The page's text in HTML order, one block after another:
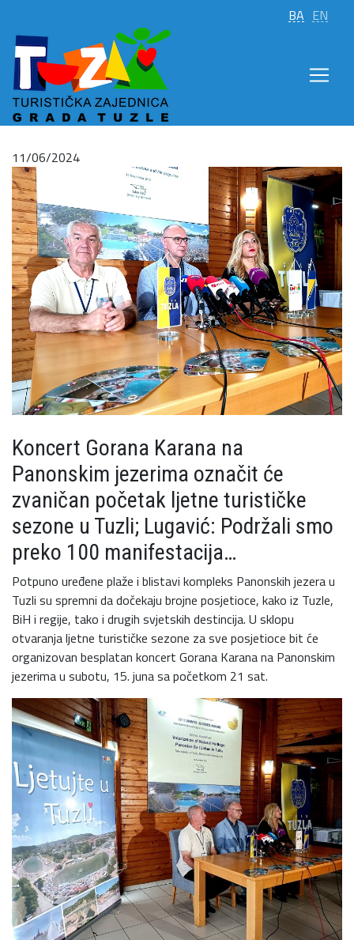
BA EN
11/06/2024
Koncert Gorana Karana na
Panonskim jezerima označit će
zvaničan početak ljetne turističke
sezone u Tuzli; Lugavić: Podržali smo
preko 100 manifestacija…
Potpuno uređene plaže i blistavi kompleks Panonskih jezera u
Tuzli su spremni da dočekaju brojne posjetioce, kako iz Tuzle,
BiH i regije, tako i drugih svjetskih destincija. U sklopu
otvaranja ljetne turističke sezone za sve posjetioce bit će
organizovan besplatan koncert Gorana Karana na Panonskim
jezerima u subotu, 15. juna sa početkom 21 sat.